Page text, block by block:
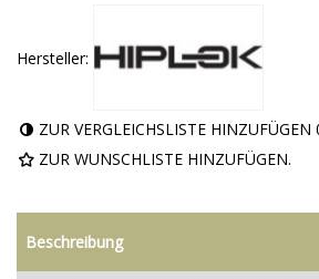
Hersteller:
ZUR VERGLEICHSLISTE HINZUFÜGEN
ZUR WUNSCHLISTE HINZUFÜGEN.
Beschreibung